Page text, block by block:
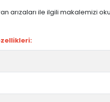
arızaları ile ilgili